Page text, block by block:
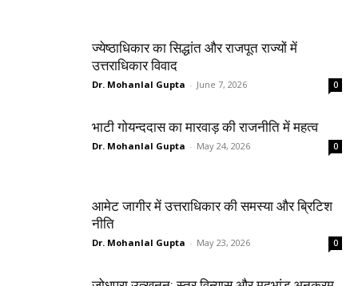
ज्येष्ठाधिकार का सिद्धांत और राजपूत राज्यों में
उत्तराधिकार विवाद
Dr. Mohanlal Gupta - June 7, 2026 0
भाटी गोयन्ददास का मारवाड़ की राजनीति में महत्व
Dr. Mohanlal Gupta - May 24, 2026 0
आमेट जागीर में उत्तराधिकार की समस्या और ब्रिटिश
नीति
Dr. Mohanlal Gupta - May 23, 2026 0